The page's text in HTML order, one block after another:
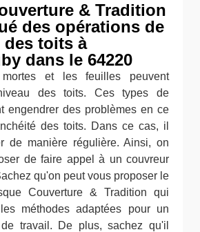
& Tradition
des opérations de
des toits à
dans le 64220
mortes et les feuilles peuvent
des toits. Ces types de
engendrer des problèmes en ce
des toits. Dans ce cas, il
de manière régulière. Ainsi, on
de faire appel à un couvreur
qu'on peut vous proposer le
Couverture & Tradition qui
méthodes adaptées pour un
travail. De plus, sachez qu'il